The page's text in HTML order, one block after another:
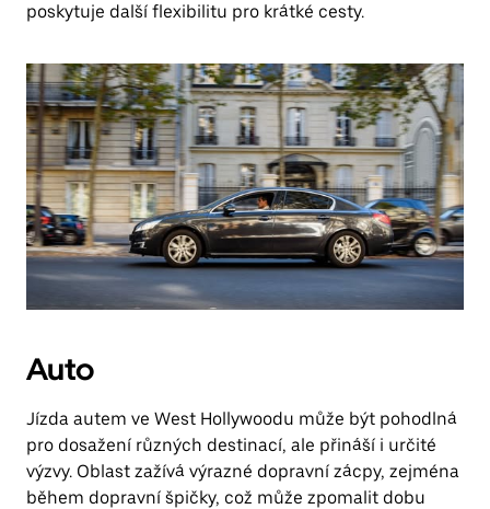
poskytuje další flexibilitu pro krátké cesty.
Auto
Jízda autem ve West Hollywoodu může být pohodlná
pro dosažení různých destinací, ale přináší i určité
výzvy. Oblast zažívá výrazné dopravní zácpy, zejména
během dopravní špičky, což může zpomalit dobu